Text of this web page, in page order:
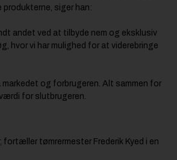
siger han:
andet ved at tilbyde nem og eksklusiv
hvor vi har mulighed for at viderebringe
og forbrugeren. Alt sammen for
for slutbrugeren.
tømrermester Frederik Kyed i en